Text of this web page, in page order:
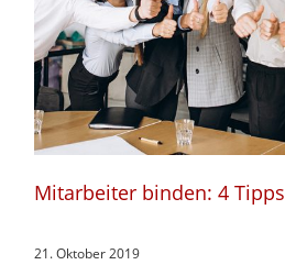
Mitarbeiter binden: 4 Tipps
21. Oktober 2019